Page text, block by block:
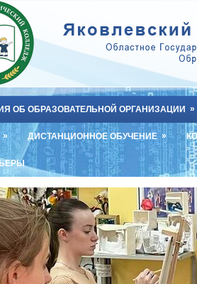
ОБ ОБРАЗОВАТЕЛЬНОЙ ОРГАНИЗАЦИИ »
» ДИСТАНЦИОННОЕ ОБУЧЕНИЕ »